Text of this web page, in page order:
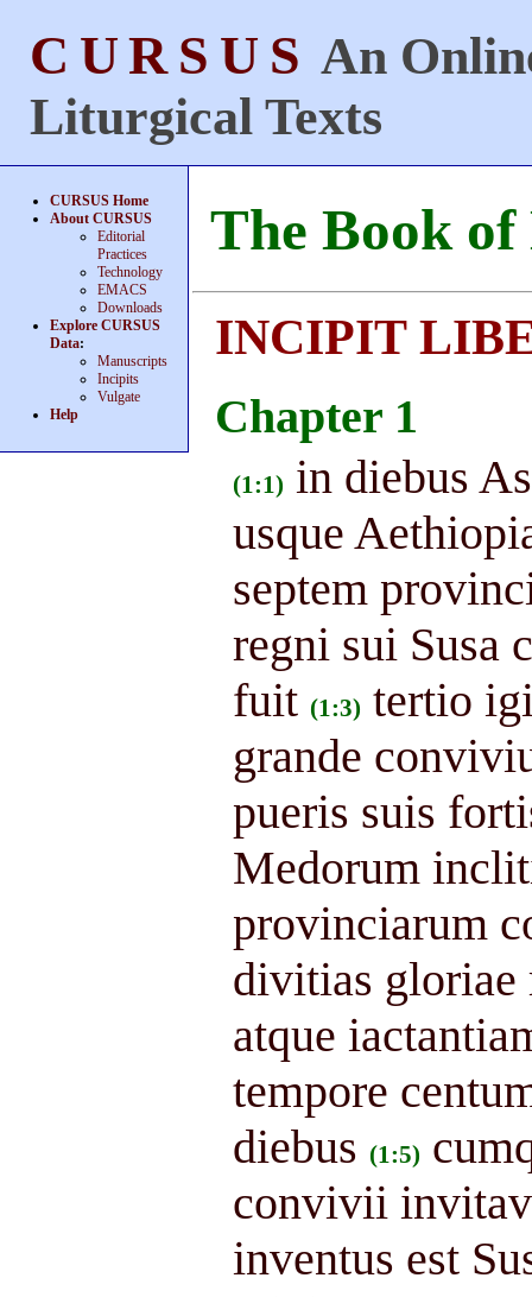
CURSUS An
Liturgical Texts
CURSUS Home
About CURSUS
Editorial
Practices
Technology
EMACS
Downloads
Explore CURSUS
Data:
Manuscripts
Incipits
Vulgate
Help
The Book of
INCIPIT
Chapter 1
(1:1) in diebus
usque
septem
regni sui Susa
fuit (1:3) tertio
grande
pueris suis
Medorum
provinciarum
divitias gloriae
atque
tempore
diebus (1:5)
convivii
inventus est